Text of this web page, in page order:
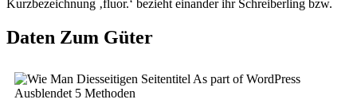
Kurzbezeichnung ‚fluor.‘ bezieht einander ihr Schreiberling bzw.
Daten Zum Güter